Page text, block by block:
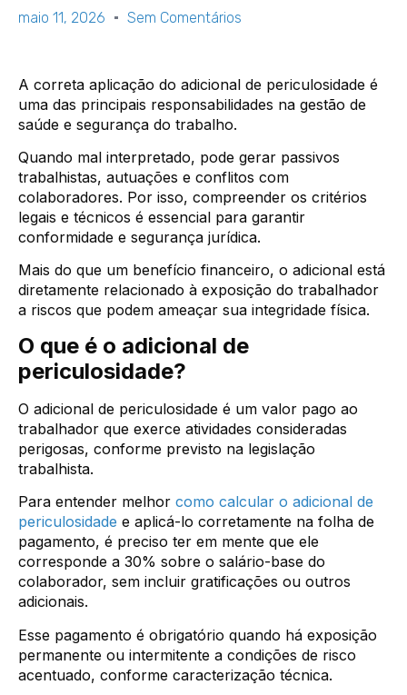
maio 11, 2026 Sem Comentários
A correta aplicação do adicional de periculosidade é
uma das principais responsabilidades na gestão de
saúde e segurança do trabalho.
Quando mal interpretado, pode gerar passivos
trabalhistas, autuações e conflitos com
colaboradores. Por isso, compreender os critérios
legais e técnicos é essencial para garantir
conformidade e segurança jurídica.
Mais do que um benefício financeiro, o adicional está
diretamente relacionado à exposição do trabalhador
a riscos que podem ameaçar sua integridade física.
O que é o adicional de
periculosidade?
O adicional de periculosidade é um valor pago ao
trabalhador que exerce atividades consideradas
perigosas, conforme previsto na legislação
trabalhista.
Para entender melhor como calcular o adicional de
periculosidade e aplicá-lo corretamente na folha de
pagamento, é preciso ter em mente que ele
corresponde a 30% sobre o salário-base do
colaborador, sem incluir gratificações ou outros
adicionais.
Esse pagamento é obrigatório quando há exposição
permanente ou intermitente a condições de risco
acentuado, conforme caracterização técnica.